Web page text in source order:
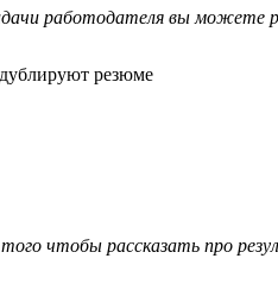
работодателя вы можете
резюме
чтобы рассказать про